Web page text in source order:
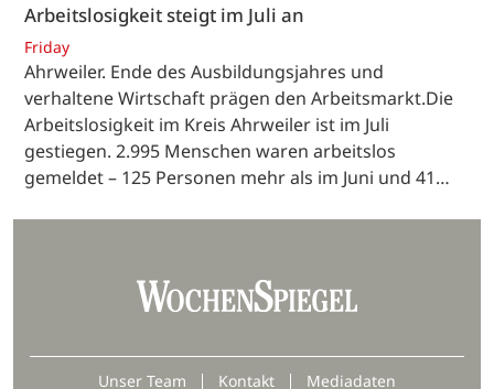
Arbeitslosigkeit steigt im Juli an
Friday
Ahrweiler. Ende des Ausbildungsjahres und
verhaltene Wirtschaft prägen den Arbeitsmarkt.Die
Arbeitslosigkeit im Kreis Ahrweiler ist im Juli
gestiegen. 2.995 Menschen waren arbeitslos
gemeldet – 125 Personen mehr als im Juni und 41…
Unser Team Kontakt Mediadaten